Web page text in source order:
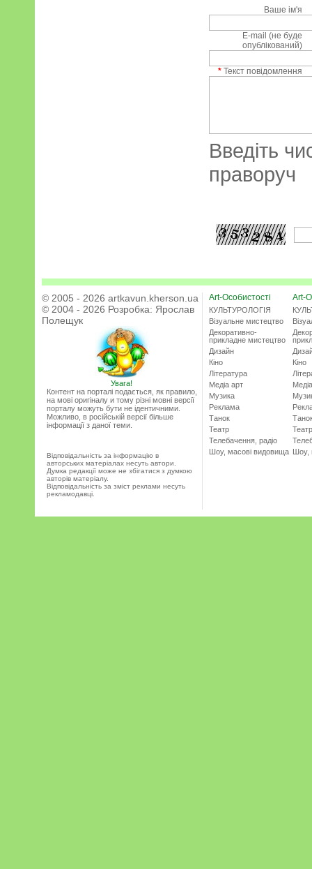
Ваше ім'я
E-mail (не буде
опублікований)
* Текст повідомлення
Введіть
праворуч
© 2005 - 2026 artkavun.kherson.ua
© 2004 - 2026 Розробка: Ярослав
Полещук
Увага!
Контент на порталі подається, як правило,
на мові оригіналу и тому різні мовні версії
порталу можуть бути не ідентичними.
Можливо, в російській версії більше
інформації з даної теми.
Відповідальність за інформацію в
авторських матеріалах несуть автори.
Думка редакції може не збігатися з думкою
авторів матеріалу.
Відповідальність за зміст реклами несуть
рекламодавці.
Art-Особистості
КУЛЬТУРОЛОГІЯ
Візуальне мистецтво
Декоративно-
прикладне мистецтво
Дизайн
Кіно
Література
Медіа арт
Музика
Реклама
Танок
Театр
Телебачення, радіо
Шоу, масові видовища
Art-
Кіно
Театр
Шоу,